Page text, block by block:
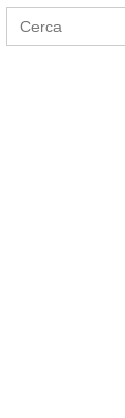
Search
for: